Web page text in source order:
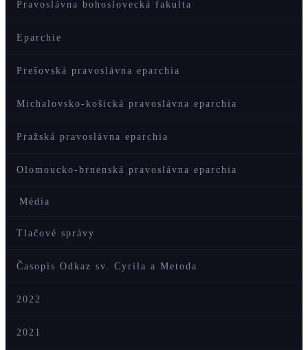
Pravoslávna bohoslovecká fakulta
Eparchie
Prešovská pravoslávna eparchia
Michalovsko-košická pravoslávna eparchia
Pražská pravoslávna eparchia
Olomoucko-brnenská pravoslávna eparchia
Média
Tlačové správy
Časopis Odkaz sv. Cyrila a Metoda
2022
2021